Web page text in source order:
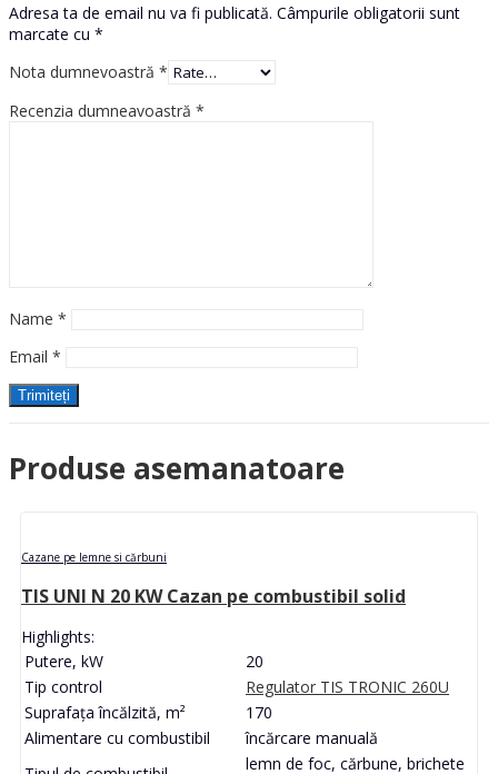
Adresa ta de email nu va fi publicată. Câmpurile obligatorii sunt
marcate cu *
Nota dumnevoastră *
Recenzia dumneavoastră *
Name *
Email *
Produse asemanatoare
Cazane pe lemne si cărbuni
TIS UNI N 20 KW Cazan pe combustibil solid
Highlights:
Putere, kW
20
Tip control
Regulator TIS TRONIC 260U
Suprafața încălzită, m²
170
Alimentare cu combustibil
încărcare manuală
lemn de foc, cărbune, brichete